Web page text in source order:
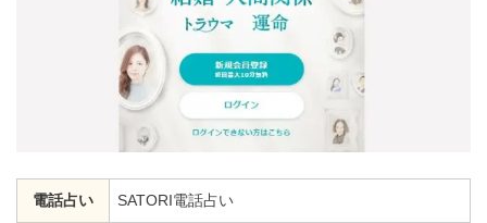
電話占い SATORI電話占い